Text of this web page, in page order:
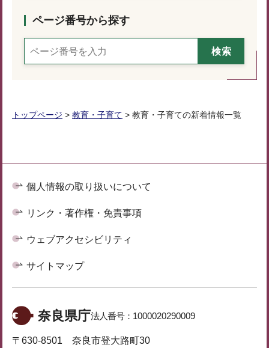
ページ番号から探す
トップページ > 教育・子育て > 教育・子育ての新着情報一覧
個人情報の取り扱いについて
リンク・著作権・免責事項
ウェブアクセシビリティ
サイトマップ
奈良県庁法人番号： 1000020290009
〒630-8501 奈良市登大路町30